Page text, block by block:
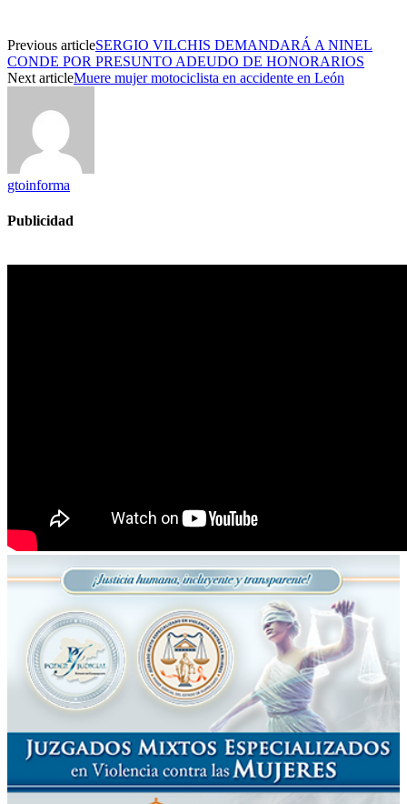
Previous articleSERGIO VILCHIS DEMANDARÁ A NINEL
CONDE POR PRESUNTO ADEUDO DE HONORARIOS
Next articleMuere mujer motociclista en accidente en León
gtoinforma
Publicidad